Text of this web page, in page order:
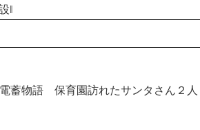
‖
蓄物語 保育園訪れたサンタさん２人